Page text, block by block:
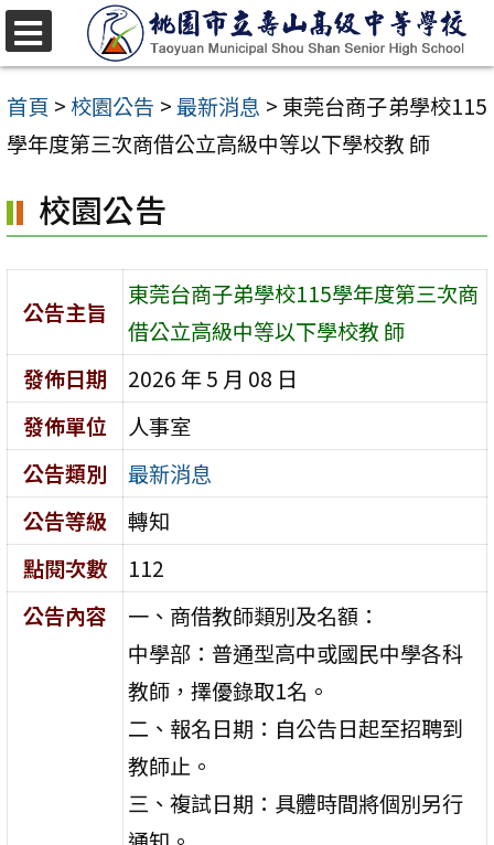
跳
至
主
要
容
區
首頁 >校園公告 >最新消息 > 東莞台商子弟學校115
學年度第三次商借公立高級中等以下學校教 師
校園公告
公告主旨
東莞台商子弟學校115學年度第三次商
借公立高級中等以下學校教 師
發佈日期
2026 年 5 月 08 日
發佈單位
人事室
公告類別
最新消息
公告等級
轉知
點閱次數
112
公告內容
一、商借教師類別及名額：
中學部：普通型高中或國民中學各科
教師，擇優錄取1名。
二、報名日期：自公告日起至招聘到
教師止。
三、複試日期：具體時間將個別另行
選
單